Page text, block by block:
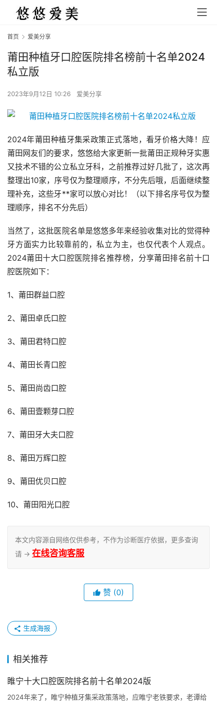
首页 爱美分享
莆田种植牙口腔医院排名榜前十名单2024
私立版
2023年9月12日 10:26 爱美分享
2024年莆田种植牙集采政策正式落地，看牙价格大降！应
莆田网友们的要求，悠悠给大家更新一批莆田正规种牙实惠
又技术不错的公立私立牙科，之前推荐过好几批了，这次再
整理出10家，序号仅为整理顺序，不分先后哦，后面继续整
理补充，这些牙**家可以放心对比！（以下排名序号仅为整
理顺序，排名不分先后）
当然了，这批医院名单是悠悠多年来经验收集对比的觉得种
牙方面实力比较靠前的，私立为主，也仅代表个人观点。
2024莆田十大口腔医院排名推荐榜，分享莆田排名前十口
腔医院如下：
1、莆田群益口腔
2、莆田卓氏口腔
3、莆田君特口腔
4、莆田长青口腔
5、莆田尚齿口腔
6、莆田壹颗芽口腔
7、莆田牙大夫口腔
8、莆田万辉口腔
9、莆田优贝口腔
10、莆田阳光口腔
本文内容源自网络仅供参考，不作为诊断医疗依据，更多查询
请 → 在线咨询客服
赞 (0)
生成海报
相关推荐
睢宁十大口腔医院排名前十名单2024版
2024年来了，睢宁种植牙集采政策落地，应睢宁老铁要求，老谭给